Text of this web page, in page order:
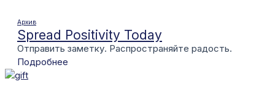
Архив
Spread Positivity Today
Отправить заметку. Распространяйте радость.
Подробнее